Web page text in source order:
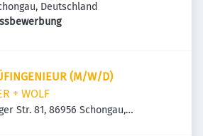
Deutschland
(M/W/D)
+ WOLF
Str. 81, 86956 Schongau,